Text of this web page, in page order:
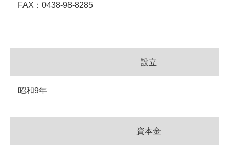
FAX：0438-98-8285
設立
昭和9年
資本金